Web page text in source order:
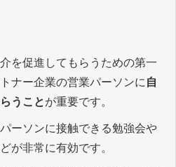
を促進してもらうための第一
ナー企業の営業パーソンに 自
うことが重要です。
ーソンに接触できる勉強会や
が非常に有効です。